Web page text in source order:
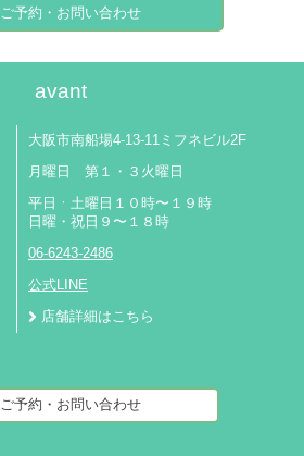
ご予約・お問い合わせ
avant
大阪市南船場4-13-11ミフネビル2F
月曜日 第１・３火曜日
平日ㆍ土曜日１０時〜１９時
日曜・祝日９〜１８時
06-6243-2486
公式LINE
店舗詳細はこちら
ご予約・お問い合わせ